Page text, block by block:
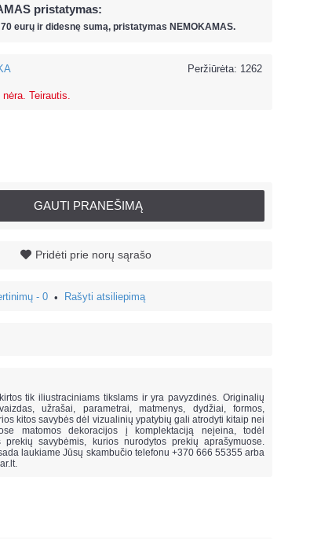
pristatymas:
70 eurų ir didesnę sumą, pristatymas NEMOKAMAS.
Peržiūrėta: 1262
nėra. Teirautis.
GAUTI PRANEŠIMĄ
Pridėti prie norų sąrašo
- 0 • Rašyti atsiliepimą
tik iliustraciniams tikslams ir yra pavyzdinės. Originalių
užrašai, parametrai, matmenys, dydžiai, formos,
kitos savybės dėl vizualinių ypatybių gali atrodyti kitaip nei
matomos dekoracijos į komplektaciją neįeina,todėl
prekių savybėmis, kurios nurodytos prekių aprašymuose.
laukiame Jūsų skambučio telefonu +370 666 55355 arba
.